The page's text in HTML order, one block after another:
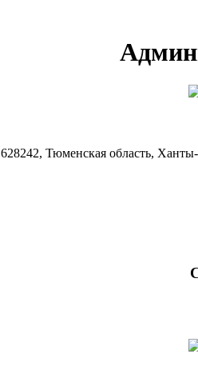
628242, Тюменская область,